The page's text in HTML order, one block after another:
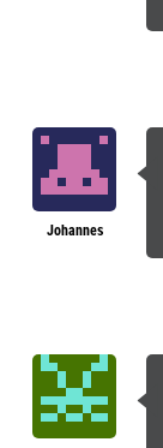
Johannes